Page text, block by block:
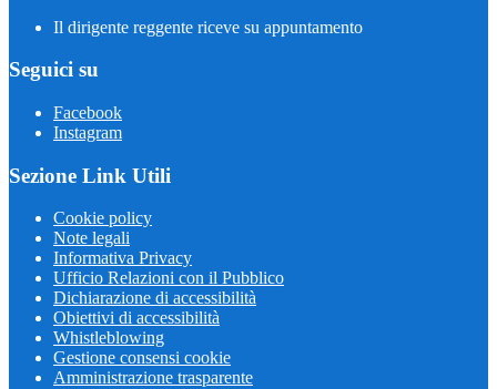
Il dirigente reggente riceve su appuntamento
Seguici su
Facebook
Instagram
Sezione Link Utili
Cookie policy
Note legali
Informativa Privacy
Ufficio Relazioni con il Pubblico
Dichiarazione di accessibilità
Obiettivi di accessibilità
Whistleblowing
Gestione consensi cookie
Amministrazione trasparente